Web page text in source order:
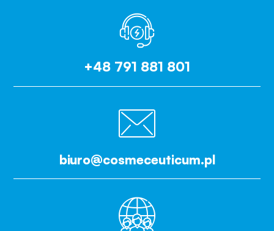
+48 791 881 801
biuro@cosmeceuticum.pl